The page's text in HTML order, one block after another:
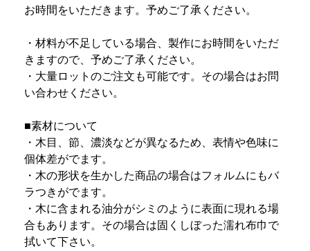
お時間をいただきます。予めご了承ください。
・材料が不足している場合、製作にお時間をいただ
きますので、予めご了承ください。
・大量ロットのご注文も可能です。その場合はお問
い合わせください。
■素材について
・木目、節、濃淡などが異なるため、表情や色味に
個体差がでます。
・木の形状を生かした商品の場合はフォルムにもバ
ラつきがでます。
・木に含まれる油分がシミのように表面に現れる場
合もあります。その場合は固くしぼった濡れ布巾で
拭いて下さい。